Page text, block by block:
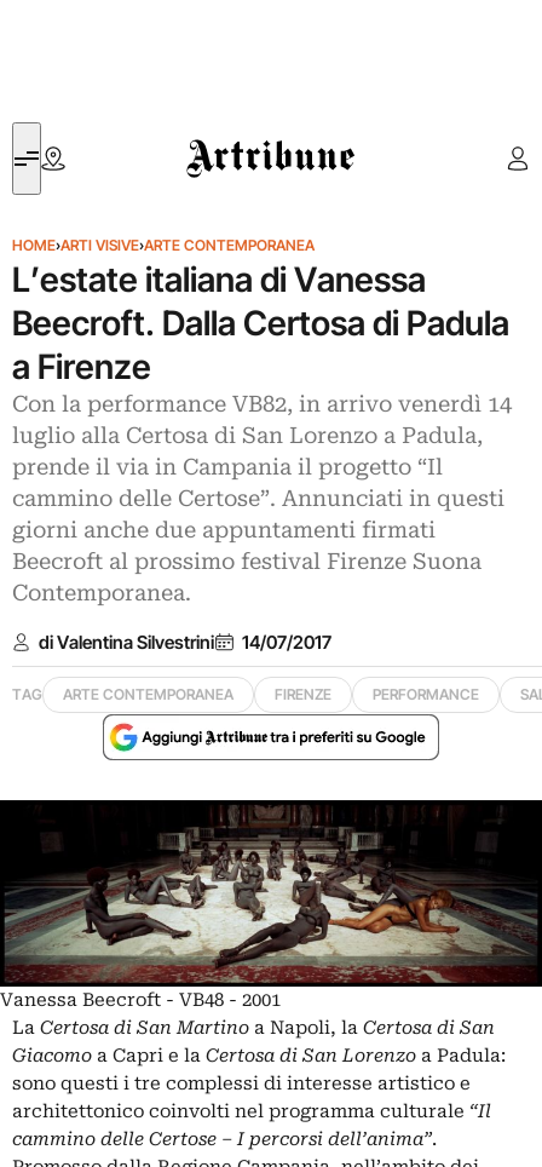
Artribune
HOME›ARTI VISIVE›ARTE CONTEMPORANEA
L’estate italiana di Vanessa
Beecroft. Dalla Certosa di Padula
a Firenze
Con la performance VB82, in arrivo venerdì 14
luglio alla Certosa di San Lorenzo a Padula,
prende il via in Campania il progetto “Il
cammino delle Certose”. Annunciati in questi
giorni anche due appuntamenti firmati
Beecroft al prossimo festival Firenze Suona
Contemporanea.
di Valentina Silvestrini 14/07/2017
TAG ARTE CONTEMPORANEA FIRENZE PERFORMANCE
Vanessa Beecroft - VB48 - 2001
La Certosa di San Martino a Napoli, la Certosa di San
Giacomo a Capri e la Certosa di San Lorenzo a Padula:
sono questi i tre complessi di interesse artistico e
architettonico coinvolti nel programma culturale “Il
cammino delle Certose – I percorsi dell’anima”.